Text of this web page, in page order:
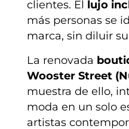
clientes. El lujo
más personas se
marca, sin diluir
La renovada
Wooster Street
muestra de ello,
moda en un solo
artistas